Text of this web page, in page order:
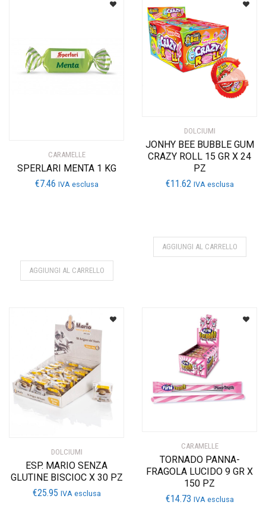
CARAMELLE
SPERLARI MENTA 1 KG
€7.46 IVA esclusa
AGGIUNGI AL CARRELLO
DOLCIUMI
JONHY BEE BUBBLE GUM
CRAZY ROLL 15 GR X 24
PZ
€11.62 IVA esclusa
AGGIUNGI AL CARRELLO
DOLCIUMI
ESP. MARIO SENZA
GLUTINE BISCIOC X 30 PZ
€25.95 IVA esclusa
CARAMELLE
TORNADO PANNA-
FRAGOLA LUCIDO 9 GR X
150 PZ
€14.73 IVA esclusa